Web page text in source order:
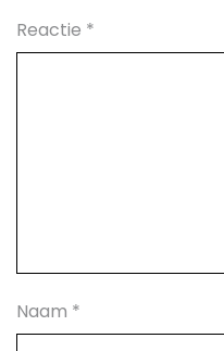
Reactie *
Naam *